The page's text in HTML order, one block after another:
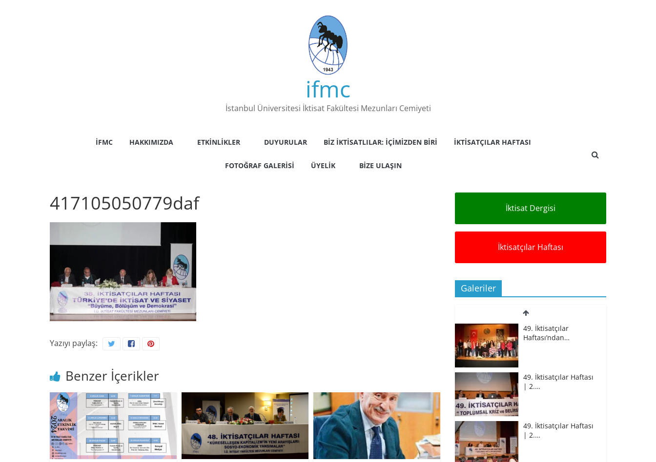
ifmc
İstanbul Üniversitesi İktisat Fakültesi Mezunları Cemiyeti
İFMC HAKKIMIZDA ETKINLIKLER DUYURULAR BIZ İKTISATLILAR: İÇIMIZDEN BIRI İKTISATÇILAR HAFTASI
FOTOĞRAF GALERISI ÜYELIK BIZE ULAŞIN
417105050779daf
Yazıyı paylaş:
Benzer İçerikler
İktisat Dergisi
İktisatçılar Haftası
Galeriler
49. İktisatçılar
Haftası’ndan…
49. İktisatçılar Haftası
| 2.…
49. İktisatçılar Haftası
| 2.…